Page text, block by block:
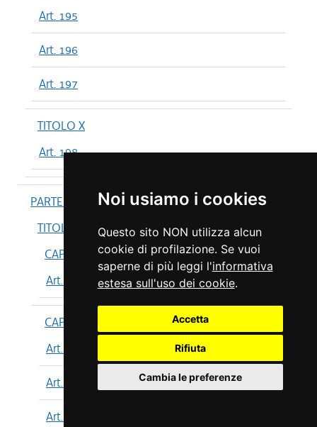
Noi usiamo i cookies
Questo sito NON utilizza alcun
cookie di profilazione. Se vuoi
saperne di più leggi l'informativa
estesa sull'uso dei cookie.
Accetta
Rifiuta
Cambia le preferenze
Art. 195
Art. 196
Art. 197
TITOLO X
Art. 198
PARTE IV
TITOLO I
CAPO I
Art. 199
CAPO II
Art. 200
Art. 201
Art. 202